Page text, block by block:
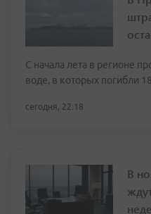
С начала лета в регионе
воде, в которых погибли
сегодня, 22:18
В